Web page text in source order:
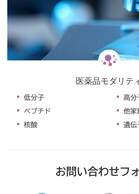
医薬品モダリテ
低分子
高分
ペプチド
他家
核酸
遺伝
お問い合わせフ